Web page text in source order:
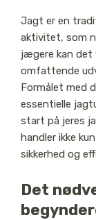
Jagt er en
aktivitet, som
jægere kan det
omfattende
Formålet med
essentielle
start på jeres
handler ikke
sikkerhed og
Det